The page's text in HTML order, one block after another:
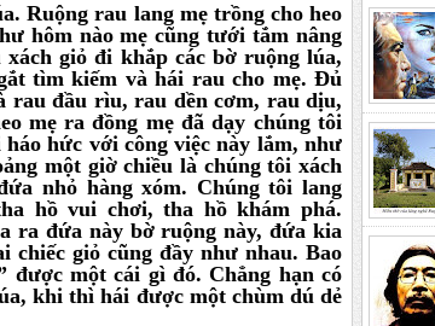
Ruộng rau lang mẹ trồng cho heo
hôm nào mẹ cũng tưới tắm nâng
giỏ đi khắp các bờ ruộng lúa,
tìm kiếm và hái rau cho mẹ. Đủ
rau đầu rìu, rau dền cơm, rau dịu,
mẹ ra đồng mẹ đã dạy chúng tôi
hức với công việc này lắm, như
một giờ chiều là chúng tôi xách
nhỏ hàng xóm. Chúng tôi lang
hồ vui chơi, tha hồ khám phá.
ra đứa này bờ ruộng này, đứa kia
chiếc giỏ cũng đầy như nhau. Bao
một cái gì đó. Chẳng hạn có
khi thì hái được một chùm dú dẻ